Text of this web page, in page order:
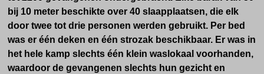
bij 10 meter beschikte over 40 slaapplaatsen, die elk
door twee tot drie personen werden gebruikt. Per bed
was er één deken en één strozak beschikbaar. Er was in
het hele kamp slechts één klein waslokaal voorhanden,
waardoor de gevangenen slechts hun gezicht en